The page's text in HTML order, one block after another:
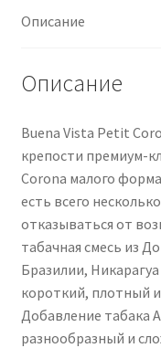
Описание
Описание
Buena Vista Petit
крепости премиум-
Corona малого
есть всего
отказываться от
табачная смесь из
Бразилии,
короткий, плотный
Добавление табака
разнообразный и